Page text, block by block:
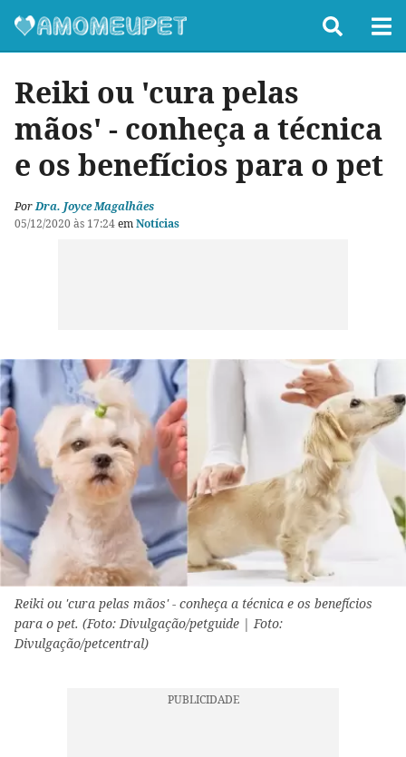
Reiki ou 'cura pelas
mãos' - conheça a técnica
e os benefícios para o pet
PorDra. Joyce Magalhães
05/12/2020 às 17:24emNotícias
Reiki ou 'cura pelas mãos' - conheça a técnica e os benefícios
para o pet. (Foto: Divulgação/petguide | Foto:
Divulgação/petcentral)